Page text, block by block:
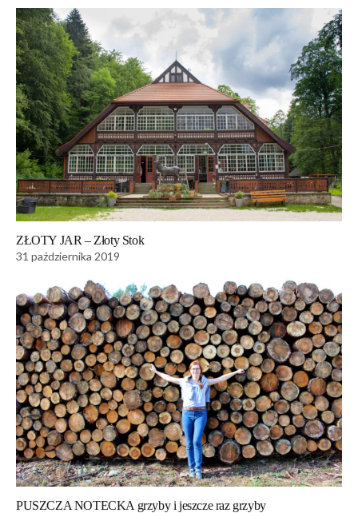
ZŁOTY JAR – Złoty Stok
31 października 2019
PUSZCZA NOTECKA grzyby i jeszcze raz grzyby